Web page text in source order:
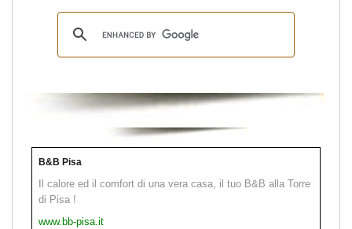
B&B Pisa
Il calore ed il comfort di una vera casa, il tuo B&B alla Torre
di Pisa !
www.bb-pisa.it